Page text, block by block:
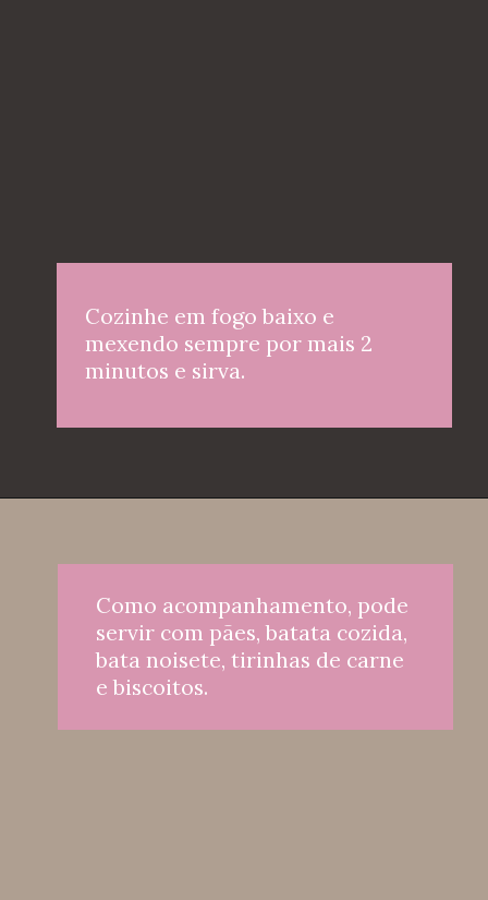
Cozinhe em fogo baixo e
mexendo sempre por mais 2
minutos e sirva.
Como acompanhamento, pode
servir com pães, batata cozida,
bata noisete, tirinhas de carne
e biscoitos.